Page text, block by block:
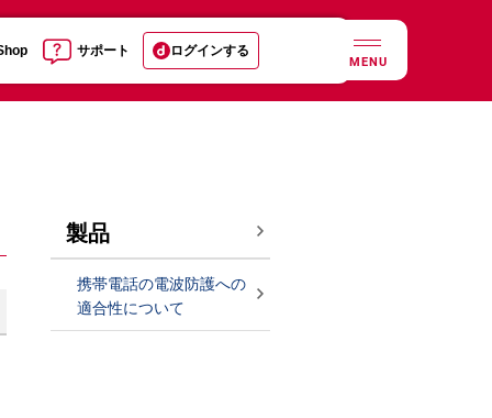
サポート ログインする
MENU
製品
携帯電話の電波防護への
適合性について